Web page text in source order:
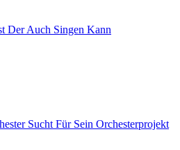
Der Auch Singen Kann
Sucht Für Sein Orchesterprojekt